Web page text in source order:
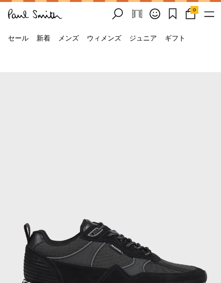
0
セール 新着 メンズ ウィメンズ ジュニア ギフト